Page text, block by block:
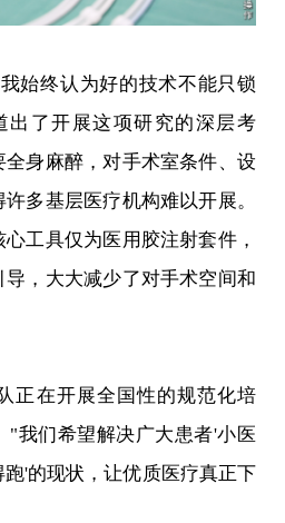
始终认为好的技术不能只锁
出了开展这项研究的深层考
身麻醉，对手术室条件、设
多基层医疗机构难以开展。
工具仅为医用胶注射套件，
，大大减少了对手术空间和
正在开展全国性的规范化培
"我们希望解决广大患者'小医
'的现状，让优质医疗真正下